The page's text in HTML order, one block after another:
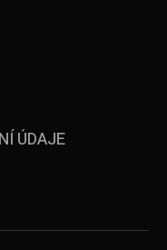
ÚDAJE